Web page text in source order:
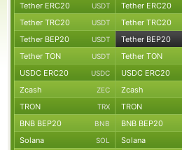
Tether ERC20 USDT Tether ERC20
Tether TRC20 USDT Tether TRC20
Tether BEP20 USDT Tether BEP20
Tether TON USDT Tether TON
USDC ERC20 USDC USDC ERC20
Zcash ZEC Zcash
TRON TRX TRON
BNB BEP20 BNB BNB BEP20
Solana SOL Solana